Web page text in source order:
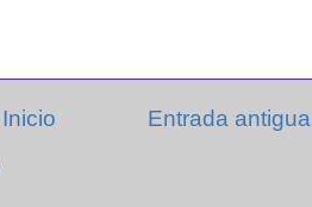
Entrada antigua
Inicio